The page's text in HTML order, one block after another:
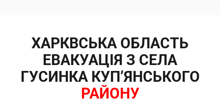
ХАРКВСЬКА ОБЛАСТЬ
ЕВАКУАЦІЯ З СЕЛА
ГУСИНКА КУП’ЯНСЬКОГО
РАЙОНУ